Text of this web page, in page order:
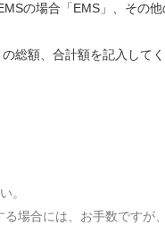
の場合「EMS」、その
総額、合計額を記入して
。
場合には、お手数ですが